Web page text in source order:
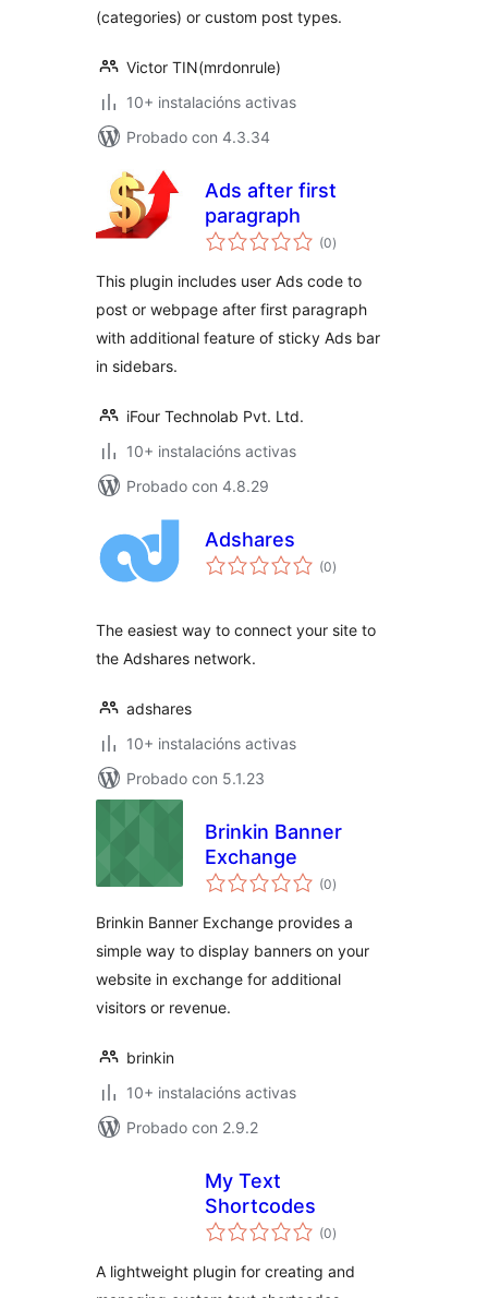
(categories) or custom post types.
Victor TIN(mrdonrule)
10+ instalacións activas
Probado con 4.3.34
Ads after first
paragraph
(0valoracións
totais
)
This plugin includes user Ads code to
post or webpage after first paragraph
with additional feature of sticky Ads bar
in sidebars.
iFour Technolab Pvt. Ltd.
10+ instalacións activas
Probado con 4.8.29
Adshares
(0valoracións
totais
)
The easiest way to connect your site to
the Adshares network.
adshares
10+ instalacións activas
Probado con 5.1.23
Brinkin Banner
Exchange
(0valoracións
totais
)
Brinkin Banner Exchange provides a
simple way to display banners on your
website in exchange for additional
visitors or revenue.
brinkin
10+ instalacións activas
Probado con 2.9.2
My Text
Shortcodes
(0valoracións
totais
)
A lightweight plugin for creating and